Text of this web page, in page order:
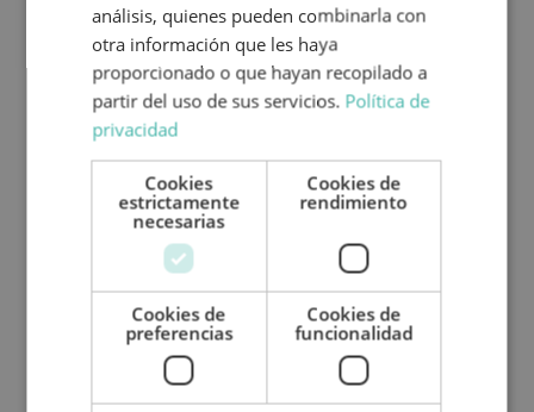
personas. Tan solo debéis tener el permiso
de conducir B1 con al menos 2 años de
antigüedad.
Asesoramiento personalizado e
individualizado
. Os aconsejaremos acerca
de la elección de la autocaravana y os
ayudaremos a la hora de diseñar una ruta
en autocaravana por España y gran parte
de Europa.
análisis, quienes pueden combinarla con
otra información que les haya
proporcionado o que hayan recopilado a
partir del uso de sus servicios. Política de
privacidad
Cookies
estrictamente
necesarias
Cookies de
rendimiento
Cookies de
preferencias
Cookies de
funcionalidad